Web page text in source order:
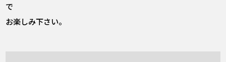
で
お楽しみ下さい。